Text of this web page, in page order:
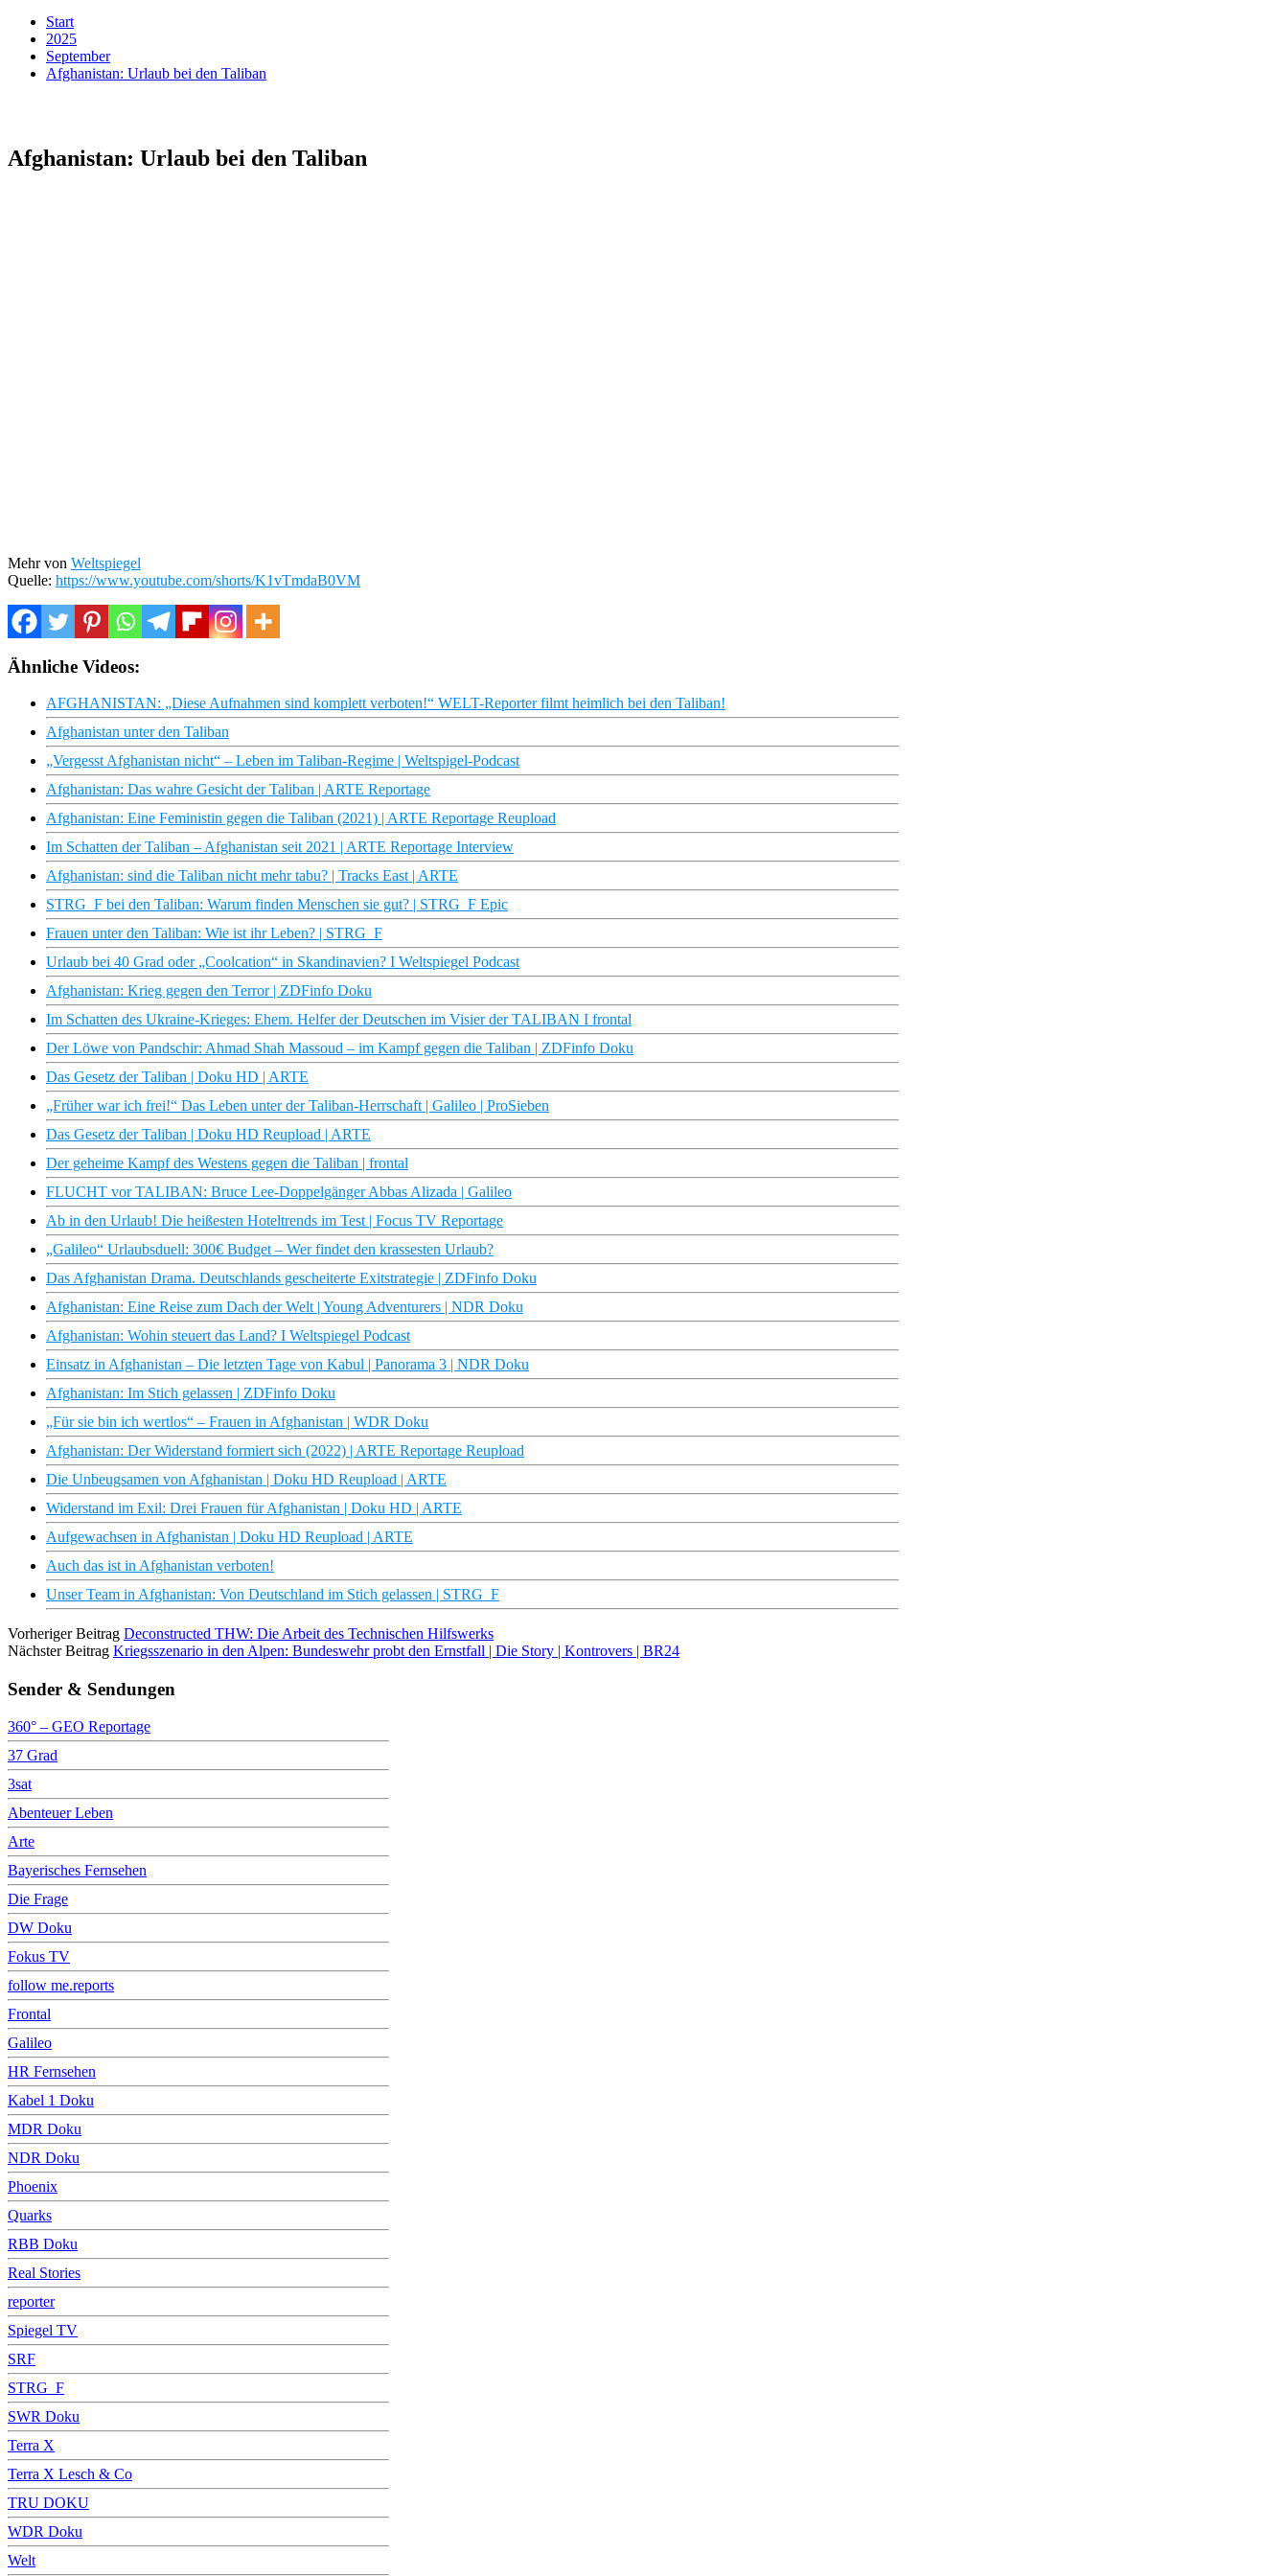
Start
2025
September
Afghanistan: Urlaub bei den Taliban
Afghanistan: Urlaub bei den Taliban
Mehr von Weltspiegel
Quelle: https://www.youtube.com/shorts/K1vTmdaB0VM
Ähnliche Videos:
AFGHANISTAN: „Diese Aufnahmen sind komplett verboten!“ WELT-Reporter filmt heimlich bei den Taliban!
Afghanistan unter den Taliban
„Vergesst Afghanistan nicht“ – Leben im Taliban-Regime | Weltspigel-Podcast
Afghanistan: Das wahre Gesicht der Taliban | ARTE Reportage
Afghanistan: Eine Feministin gegen die Taliban (2021) | ARTE Reportage Reupload
Im Schatten der Taliban – Afghanistan seit 2021 | ARTE Reportage Interview
Afghanistan: sind die Taliban nicht mehr tabu? | Tracks East | ARTE
STRG_F bei den Taliban: Warum finden Menschen sie gut? | STRG_F Epic
Frauen unter den Taliban: Wie ist ihr Leben? | STRG_F
Urlaub bei 40 Grad oder „Coolcation“ in Skandinavien? I Weltspiegel Podcast
Afghanistan: Krieg gegen den Terror | ZDFinfo Doku
Im Schatten des Ukraine-Krieges: Ehem. Helfer der Deutschen im Visier der TALIBAN I frontal
Der Löwe von Pandschir: Ahmad Shah Massoud – im Kampf gegen die Taliban | ZDFinfo Doku
Das Gesetz der Taliban | Doku HD | ARTE
„Früher war ich frei!“ Das Leben unter der Taliban-Herrschaft | Galileo | ProSieben
Das Gesetz der Taliban | Doku HD Reupload | ARTE
Der geheime Kampf des Westens gegen die Taliban | frontal
FLUCHT vor TALIBAN: Bruce Lee-Doppelgänger Abbas Alizada | Galileo
Ab in den Urlaub! Die heißesten Hoteltrends im Test | Focus TV Reportage
„Galileo“ Urlaubsduell: 300€ Budget – Wer findet den krassesten Urlaub?
Das Afghanistan Drama. Deutschlands gescheiterte Exitstrategie | ZDFinfo Doku
Afghanistan: Eine Reise zum Dach der Welt | Young Adventurers | NDR Doku
Afghanistan: Wohin steuert das Land? I Weltspiegel Podcast
Einsatz in Afghanistan – Die letzten Tage von Kabul | Panorama 3 | NDR Doku
Afghanistan: Im Stich gelassen | ZDFinfo Doku
„Für sie bin ich wertlos“ – Frauen in Afghanistan | WDR Doku
Afghanistan: Der Widerstand formiert sich (2022) | ARTE Reportage Reupload
Die Unbeugsamen von Afghanistan | Doku HD Reupload | ARTE
Widerstand im Exil: Drei Frauen für Afghanistan | Doku HD | ARTE
Aufgewachsen in Afghanistan | Doku HD Reupload | ARTE
Auch das ist in Afghanistan verboten!
Unser Team in Afghanistan: Von Deutschland im Stich gelassen | STRG_F
Vorheriger Beitrag Deconstructed THW: Die Arbeit des Technischen Hilfswerks
Nächster Beitrag Kriegsszenario in den Alpen: Bundeswehr probt den Ernstfall | Die Story | Kontrovers | BR24
Sender & Sendungen
360° – GEO Reportage
37 Grad
3sat
Abenteuer Leben
Arte
Bayerisches Fernsehen
Die Frage
DW Doku
Fokus TV
follow me.reports
Frontal
Galileo
HR Fernsehen
Kabel 1 Doku
MDR Doku
NDR Doku
Phoenix
Quarks
RBB Doku
Real Stories
reporter
Spiegel TV
SRF
STRG_F
SWR Doku
Terra X
Terra X Lesch & Co
TRU DOKU
WDR Doku
Welt